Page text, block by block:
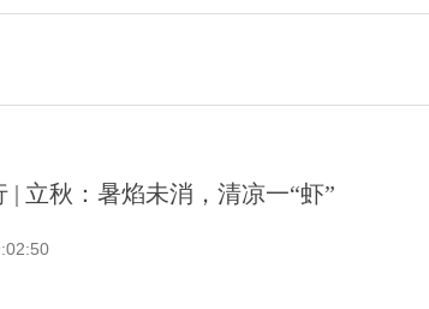
| 立秋：暑焰未消，清凉一“虾”